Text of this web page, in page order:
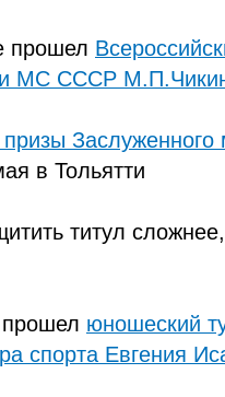
прошел
МС СССР
Заслуженного
в Тольятти
титул
юношеский
спорта Евгения